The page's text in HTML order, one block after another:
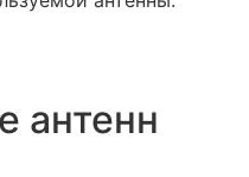
антенн